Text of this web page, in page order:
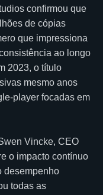
confirmou que
de cópias
que impressiona
ao longo
2023, o título
mesmo anos
player focadas em
Vincke, CEO
o impacto contínuo
desempenho
todas as